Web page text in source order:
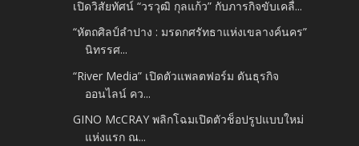
เปิดวิสัยทัศน์ “วรวุฒิ กุลแก้ว” กับภารกิจขับเคลื่...
“หัตถศิลป์ลำปาง : มรดกศรัทธาแห่งเขลางค์นคร”
นิทรรศ...
“River Media” เปิดตัวแพลตฟอร์ม ดันธุรกิจ
ออนไลน์ คว...
GINO McCRAY พลิกโฉมเปิดตัวช็อปรูปแบบใหม่
แห่งแรก ณ...